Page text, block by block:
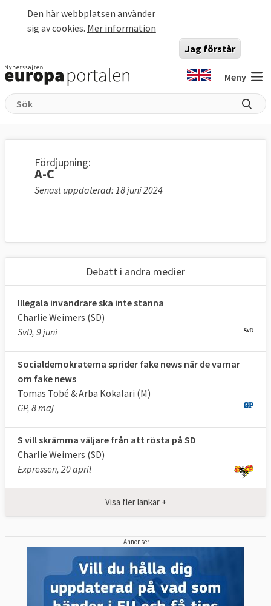
Den här webbplatsen använder
sig av cookies. Mer information
Jag förstår
Meny
Fördjupning:
A-C
Senast uppdaterad: 18 juni 2024
Debatt i andra medier
Illegala invandrare ska inte stanna
Charlie Weimers (SD)
SvD, 9 juni
Socialdemokraterna sprider fake news när de varnar
om fake news
Tomas Tobé & Arba Kokalari (M)
GP, 8 maj
S vill skrämma väljare från att rösta på SD
Charlie Weimers (SD)
Expressen, 20 april
Visa fler länkar +
Annonser